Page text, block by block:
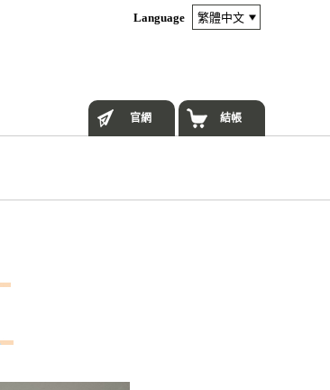
Language
官網 結帳